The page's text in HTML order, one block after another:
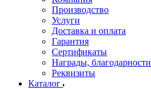
Производство
Услуги
Доставка и оплата
Гарантия
Сертификаты
Награды, благодарности
Реквизиты
Каталог